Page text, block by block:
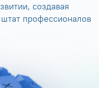
создавая
профессионалов